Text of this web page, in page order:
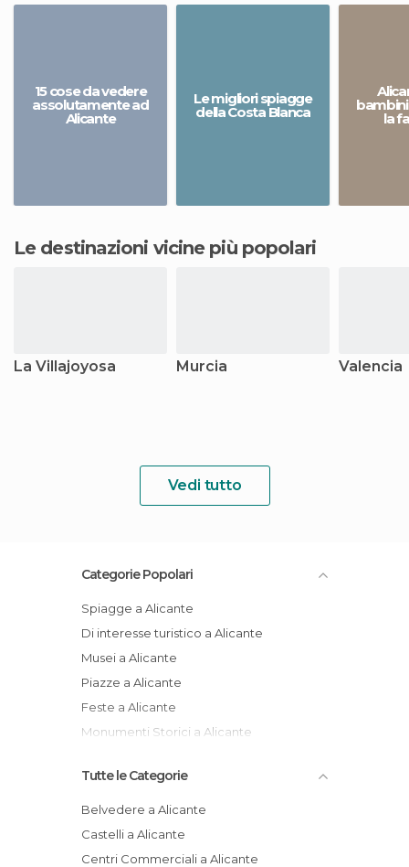
15 cose da vedere
assolutamente ad
Alicante
Le migliori spiagge
della Costa Blanca la
Le destinazioni vicine più popolari
La Villajoyosa Murcia Valencia
Vedi tutto
Categorie Popolari
Spiagge a Alicante
Di interesse turistico a Alicante
Musei a Alicante
Piazze a Alicante
Feste a Alicante
Monumenti Storici a Alicante
Tutte le Categorie
Belvedere a Alicante
Castelli a Alicante
Centri Commerciali a Alicante